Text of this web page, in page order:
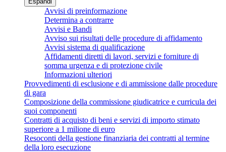
Avvisi di preinformazione
Determina a contrarre
Avvisi e Bandi
Avviso sui risultati delle procedure di affidamento
Avvisi sistema di qualificazione
Affidamenti diretti di lavori, servizi e forniture di
somma urgenza e di protezione civile
Informazioni ulteriori
Provvedimenti di esclusione e di ammissione dalle procedure
di gara
Composizione della commissione giudicatrice e curricula dei
suoi componenti
Contratti di acquisto di beni e servizi di importo stimato
superiore a 1 milione di euro
Resoconti della gestione finanziaria dei contratti al termine
della loro esecuzione